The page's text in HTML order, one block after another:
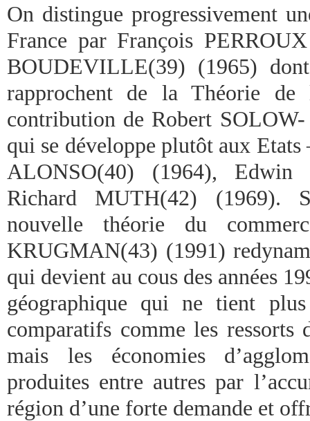
On distingue progressivement
France par François
BOUDEVILLE(39) (1965)
rapprochent de la Théorie de
contribution de Robert SOLOW-
qui se développe plutôt aux
ALONSO(40) (1964),
Richard MUTH(42) (1969).
nouvelle théorie du
KRUGMAN(43) (1991)
qui devient au cous des années
géographique qui ne tient
comparatifs comme les ressorts
mais les économies
produites entre autres par
région d’une forte demande et